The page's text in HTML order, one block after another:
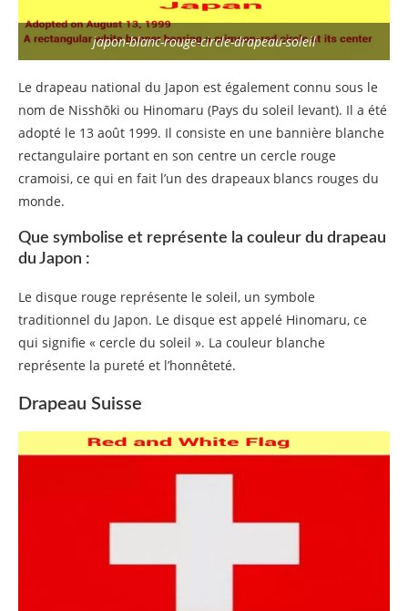
japon-blanc-rouge-circle-drapeau-soleil
Le drapeau national du Japon est également connu sous le
nom de Nisshōki ou Hinomaru (Pays du soleil levant). Il a été
adopté le 13 août 1999. Il consiste en une bannière blanche
rectangulaire portant en son centre un cercle rouge
cramoisi, ce qui en fait l’un des drapeaux blancs rouges du
monde.
Que symbolise et représente la couleur du drapeau
du Japon :
Le disque rouge représente le soleil, un symbole
traditionnel du Japon. Le disque est appelé Hinomaru, ce
qui signifie « cercle du soleil ». La couleur blanche
représente la pureté et l’honnêteté.
Drapeau Suisse